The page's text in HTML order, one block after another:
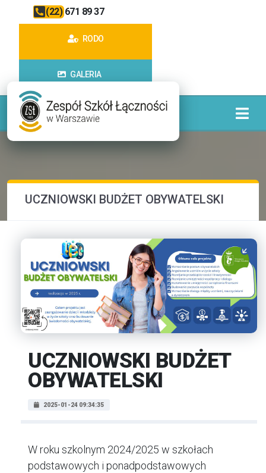
(22) 671 89 37
RODO
GALERIA
UCZNIOWSKI BUDŻET OBYWATELSKI
UCZNIOWSKI BUDŻET
OBYWATELSKI
2025-01-24 09:34:35
W roku szkolnym 2024/2025 w szkołach
podstawowych i ponadpodstawowych